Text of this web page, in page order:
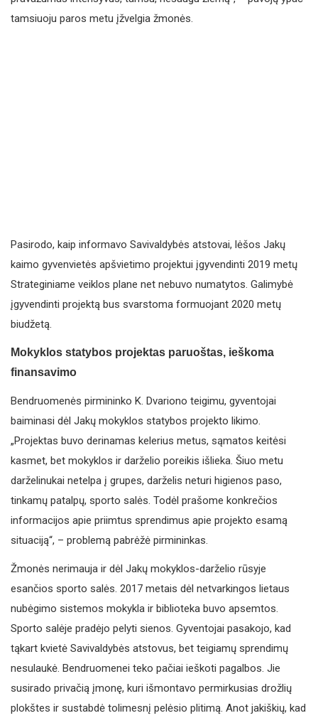
tamsiuoju paros metu įžvelgia žmonės.
Pasirodo, kaip informavo Savivaldybės atstovai, lėšos Jakų
kaimo gyvenvietės apšvietimo projektui įgyvendinti 2019 metų
Strateginiame veiklos plane net nebuvo numatytos. Galimybė
įgyvendinti projektą bus svarstoma formuojant 2020 metų
biudžetą.
Mokyklos statybos projektas paruoštas, ieškoma
finansavimo
Bendruomenės pirmininko K. Dvariono teigimu, gyventojai
baiminasi dėl Jakų mokyklos statybos projekto likimo.
„Projektas buvo derinamas kelerius metus, sąmatos keitėsi
kasmet, bet mokyklos ir darželio poreikis išlieka. Šiuo metu
darželinukai netelpa į grupes, darželis neturi higienos paso,
tinkamų patalpų, sporto salės. Todėl prašome konkrečios
informacijos apie priimtus sprendimus apie projekto esamą
situaciją“, – problemą pabrėžė pirmininkas.
Žmonės nerimauja ir dėl Jakų mokyklos-darželio rūsyje
esančios sporto salės. 2017 metais dėl netvarkingos lietaus
nubėgimo sistemos mokykla ir biblioteka buvo apsemtos.
Sporto salėje pradėjo pelyti sienos. Gyventojai pasakojo, kad
tąkart kvietė Savivaldybės atstovus, bet teigiamų sprendimų
nesulaukė. Bendruomenei teko pačiai ieškoti pagalbos. Jie
susirado privačią įmonę, kuri išmontavo permirkusias drožlių
plokštes ir sustabdė tolimesnį pelėsio plitimą. Anot jakiškių, kad